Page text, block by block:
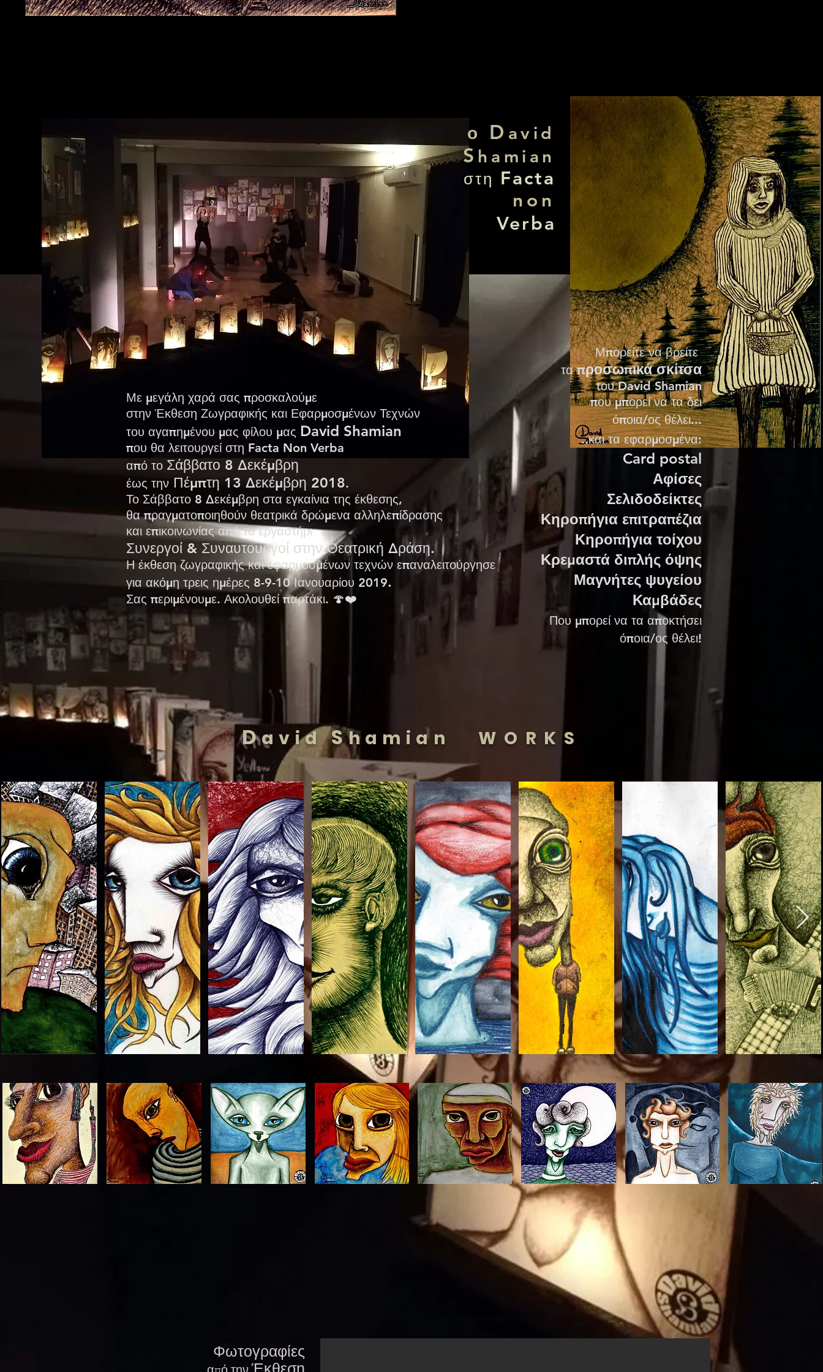
Με μεγάλη χαρά σας προσκαλούμε
στην Έκθεση Ζωγραφικής και Εφαρμοσμένων Τεχνών
του αγαπημένου μας φίλου μας David Shamian
που θα λειτουργεί στη Facta Non Verba
από το Σάββατο 8 Δεκέμβρη
έως την Πέμπτη 13 Δεκέμβρη 2018.
Το Σάββατο 8 Δεκέμβρη στα εγκαίνια της έκθεσης,
θα πραγματοποιηθούν θεατρικά δρώμενα αλληλεπίδρασης
και επικοινωνίας από το εργαστήρι
Συνεργοί & Συναυτουργοί στην Θεατρική Δράση.
Η έκθεση ζωγραφικής και εφαρμοσμένων τεχνών επαναλειτούργησε
για ακόμη τρεις ημέρες 8-9-10 Ιανουαρίου 2019.
Σας περιμένουμε. Ακολουθεί παρτάκι. 🍄❤️
Μπορείτε να βρείτε
ταπροσωπικά σκίτσα
του David Shamian
που μπορεί να τα δει
όποια/ος θέλει...
..και τα εφαρμοσμένα:
Card postal
Αφίσες
Σελιδοδείκτες
Κηροπήγια επιτραπέζια
Κηροπήγια τοίχου
Κρεμαστά διπλής όψης
Μαγνήτες ψυγείου
Καμβάδες
Που μπορεί να τα αποκτήσει
όποια/ος θέλει!
DavidShamian WORKS
ο D avid
S hamian
στη Facta
non
Verba
Φωτογραφίες
Έκθεση